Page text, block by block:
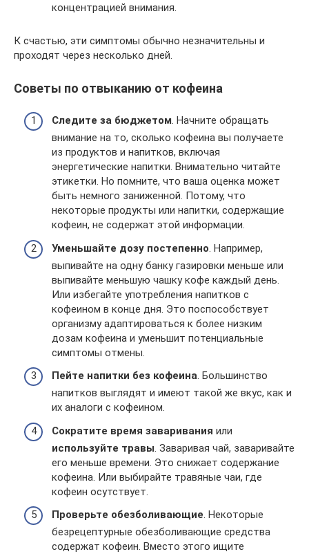
концентрацией внимания.
К счастью, эти симптомы обычно незначительны и
проходят через несколько дней.
Советы по отвыканию от кофеина
Следите за бюджетом. Начните обращать
внимание на то, сколько кофеина вы получаете
из продуктов и напитков, включая
энергетические напитки. Внимательно читайте
этикетки. Но помните, что ваша оценка может
быть немного заниженной. Потому, что
некоторые продукты или напитки, содержащие
кофеин, не содержат этой информации.
Уменьшайте дозу постепенно. Например,
выпивайте на одну банку газировки меньше или
выпивайте меньшую чашку кофе каждый день.
Или избегайте употребления напитков с
кофеином в конце дня. Это поспособствует
организму адаптироваться к более низким
дозам кофеина и уменьшит потенциальные
симптомы отмены.
Пейте напитки без кофеина. Большинство
напитков выглядят и имеют такой же вкус, как и
их аналоги с кофеином.
Сократите время заваривания или
используйте травы. Заваривая чай, заваривайте
его меньше времени. Это снижает содержание
кофеина. Или выбирайте травяные чаи, где
кофеин осутствует.
Проверьте обезболивающие. Некоторые
безрецептурные обезболивающие средства
содержат кофеин. Вместо этого ищите